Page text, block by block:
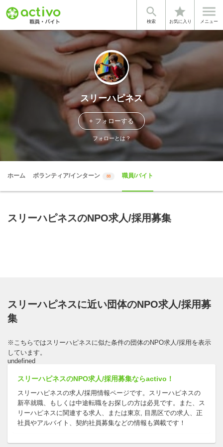

検索
star
お気に入り

メニュー
スリーハピネス
+ フォローする
フォローとは？
ホーム ボランティア/インターン 88 職員/バイト
スリーハピネスのNPO求人/採用募集
スリーハピネスに近い団体のNPO求人/採用募
集
※こちらではスリーハピネスに似た条件の団体のNPO求人/採用を表示
しています。
undefined
スリーハピネスのNPO求人/採用募集ならactivo！
スリーハピネスの求人/採用情報ページです。スリーハピネスの
新卒就職、もしくは中途転職をお探しの方は必見です。また、ス
リーハピネスに関連する求人、または東京, 目黒区での求人、正
社員やアルバイト、契約社員募集などの情報も満載です！